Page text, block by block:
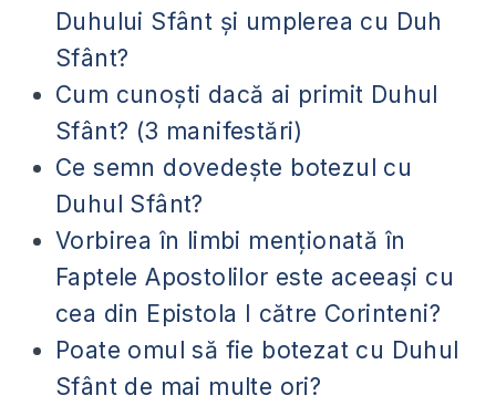
Duhului Sfânt şi umplerea cu Duh
Sfânt?
Cum cunoşti dacă ai primit Duhul
Sfânt? (3 manifestări)
Ce semn dovedeşte botezul cu
Duhul Sfânt?
Vorbirea în limbi menționată în
Faptele Apostolilor este aceeași cu
cea din Epistola I către Corinteni?
Poate omul să fie botezat cu Duhul
Sfânt de mai multe ori?